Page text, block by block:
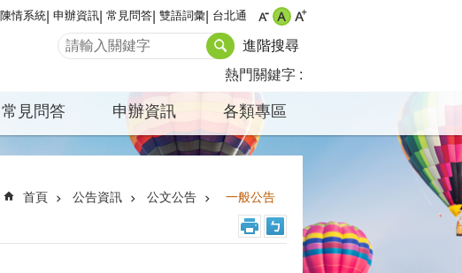
陳情系統 申辦資訊 常見問答 雙語詞彙 台北通
進階搜尋
熱門關鍵字
常見問答 申辦資訊 各類專區
首頁 公告資訊 公文公告 一般公告